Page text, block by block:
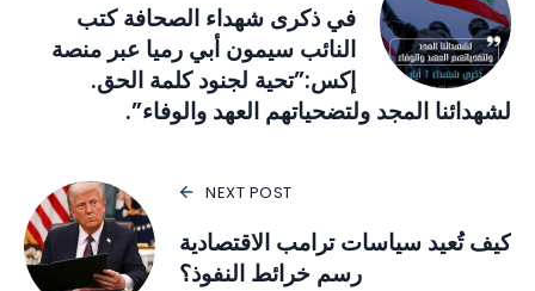
في ذكرى شهداء الصحافة كتب
النائب سيمون أبي رميا عبر منصة
إكس:”تحية لجنود كلمة الحق.
لشهدائنا المجد ولتضحياتهم العهد والوفاء”.
NEXT POST
كيف تُعيد سياسات ترامب الاقتصادية
رسم خرائط النفوذ؟